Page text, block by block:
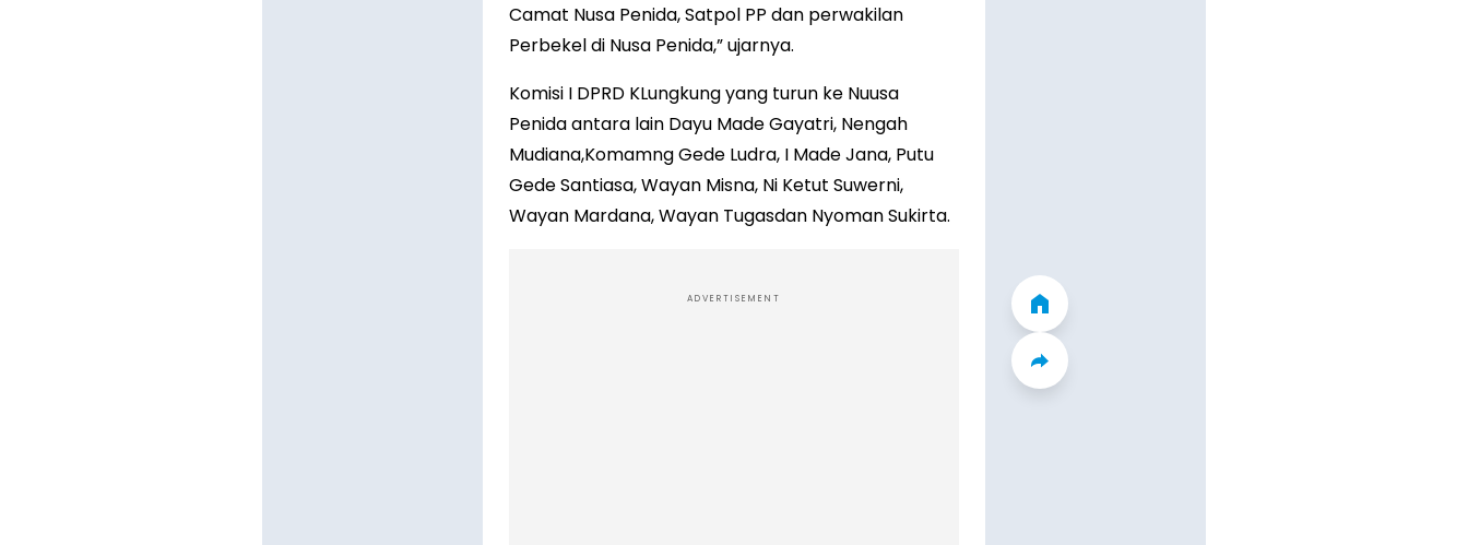
Camat Nusa Penida, Satpol PP dan perwakilan
Perbekel di Nusa Penida,” ujarnya.
Komisi I DPRD KLungkung yang turun ke Nuusa
Penida antara lain Dayu Made Gayatri, Nengah
Mudiana,Komamng Gede Ludra, I Made Jana, Putu
Gede Santiasa, Wayan Misna, Ni Ketut Suwerni,
Wayan Mardana, Wayan Tugasdan Nyoman Sukirta.
ADVERTISEMENT